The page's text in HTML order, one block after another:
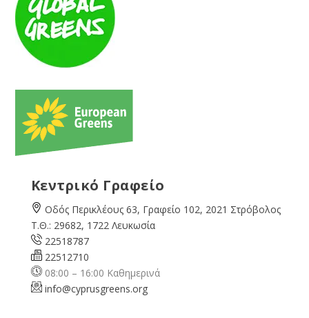
Κεντρικό Γραφείο
Οδός Περικλέους 63, Γραφείο 102, 2021 Στρόβολος
Τ.Θ.: 29682, 1722 Λευκωσία
22518787
22512710
08:00 – 16:00 Καθημερινά
info@cyprusgreens.org